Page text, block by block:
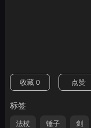
收藏 0 点赞
标签
法杖 锤子 剑